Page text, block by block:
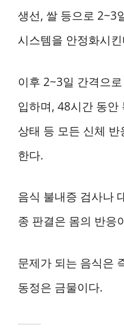
생선, 쌀 등으로 2~3
시스템을 안정화시
이후 2~3일 간격으
입하며, 48시간 동안
상태 등 모든 신체
한다.
음식 불내증 검사나
종 판결은 몸의 반응
문제가 되는 음식은
동정은 금물이다.